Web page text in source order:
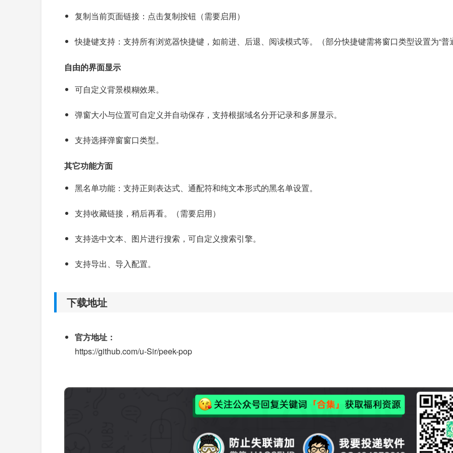
复制当前页面链接：点击复制按钮（需要启用）
快捷键支持：支持所有浏览器快捷键，如前进、后退、阅读模式等。（部分快捷键需将窗口类型设置为“普
自由的界面显示
可自定义背景模糊效果。
弹窗大小与位置可自定义并自动保存，支持根据域名分开记录和多屏显示。
支持选择弹窗窗口类型。
其它功能方面
黑名单功能：支持正则表达式、通配符和纯文本形式的黑名单设置。
支持收藏链接，稍后再看。（需要启用）
支持选中文本、图片进行搜索，可自定义搜索引擎。
支持导出、导入配置。
下载地址
官方地址：
https://github.com/u-Sir/peek-pop